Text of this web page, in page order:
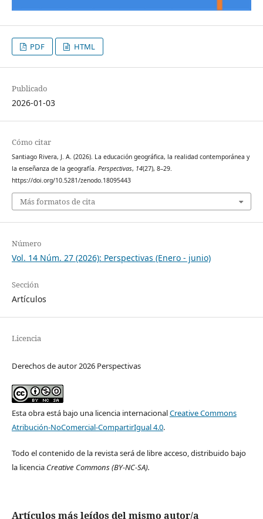
PDF HTML
Publicado
2026-01-03
Cómo citar
Santiago Rivera, J. A. (2026). La educación geográfica, la realidad contemporánea y
la enseñanza de la geografía. Perspectivas, 14(27), 8–29.
https://doi.org/10.5281/zenodo.18095443
Más formatos de cita
Número
Vol. 14 Núm. 27 (2026): Perspectivas (Enero - junio)
Sección
Artículos
Licencia
Derechos de autor 2026 Perspectivas
Esta obra está bajo una licencia internacionalCreative Commons
Atribución-NoComercial-CompartirIgual 4.0.
Todo el contenido de la revista será de libre acceso, distribuido bajo
la licencia Creative Commons(BY-NC-SA).
Artículos más leídos del mismo autor/a